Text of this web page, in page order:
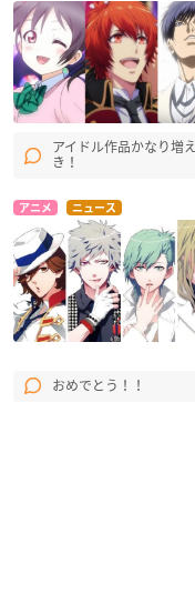
アイドル作品かなり増
き！
アニメ ニュース
おめでとう！！